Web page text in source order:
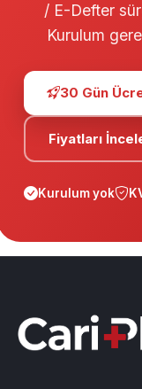
/ E-Defter
Kurulum
30 Gün
Fiyatları
Kurulum yok